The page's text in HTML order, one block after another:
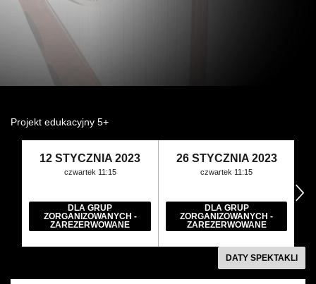
Wynajem kostiumów
Wynajem rekwizytów
Fundusze unijne
Dotacje celowe
Projekt edukacyjny 5+
12 STYCZNIA 2023
czwartek 11:15
DLA GRUP
ZORGANIZOWANYCH -
ZAREZERWOWANE
26 STYCZNIA 2023
czwartek 11:15
DLA GRUP
ZORGANIZOWANYCH -
ZAREZERWOWANE
DATY SPEKTAKLI